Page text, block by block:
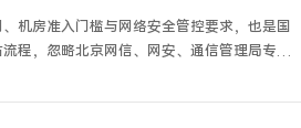
机房准入门槛与网络安全管控要求，也是国
程，忽略北京网信、网安、通信管理局专项
不合规存量站点，发现北京地区建站核心区